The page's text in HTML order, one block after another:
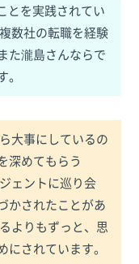
とを実践されてい
数社の転職を経験
た瀧島さんならで
大事にしているの
深めてもらう
ェントに巡り会
かされたことがあ
よりもずっと、思
されています。